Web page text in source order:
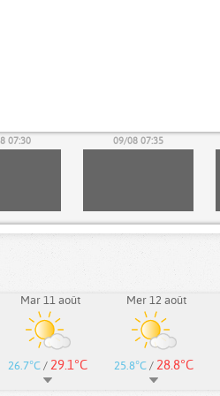
07:30 09/08 07:35
Mar 11 août
26.7°C / 29.1°C
Mer 12 août
25.8°C / 28.8°C